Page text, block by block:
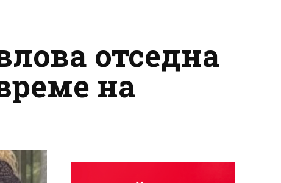
отседна
на